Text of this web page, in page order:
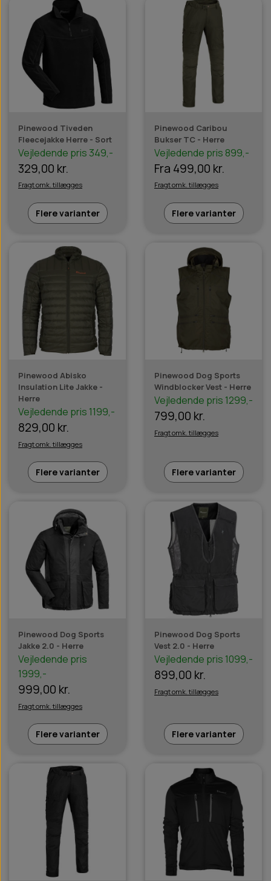
Pinewood Tiveden
Fleecejakke Herre - Sort
Vejledende pris 349,-
329,00 kr.
Fragt omk. tillægges
Flere varianter
Pinewood Caribou
Bukser TC - Herre
Vejledende pris 899,-
Fra 499,00 kr.
Fragt omk. tillægges
Flere varianter
Pinewood Abisko
Insulation Lite Jakke -
Herre
Vejledende pris 1199,-
829,00 kr.
Fragt omk. tillægges
Flere varianter
Pinewood Dog Sports
Windblocker Vest - Herre
Vejledende pris 1299,-
799,00 kr.
Fragt omk. tillægges
Flere varianter
Pinewood Dog Sports
Jakke 2.0 - Herre
Vejledende pris
1999,-
999,00 kr.
Fragt omk. tillægges
Flere varianter
Pinewood Dog Sports
Vest 2.0 - Herre
Vejledende pris 1099,-
899,00 kr.
Fragt omk. tillægges
Flere varianter